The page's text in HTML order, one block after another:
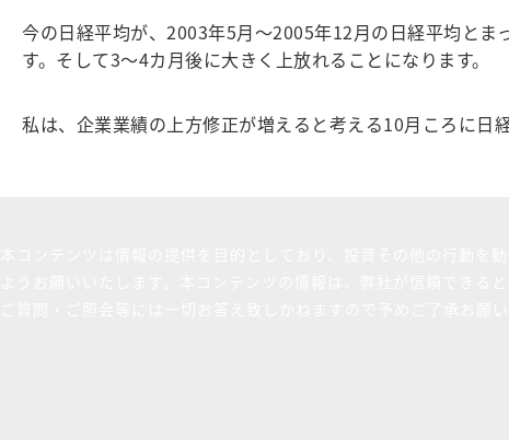
今の日経平均が、2003年5月～2005年12月の日経平均と
す。そして3～4カ月後に大きく上放れることになります。
私は、企業業績の上方修正が増えると考える10月ころに日